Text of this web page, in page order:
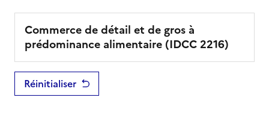
Commerce de détail et de gros à
prédominance alimentaire (IDCC 2216)
Réinitialiser